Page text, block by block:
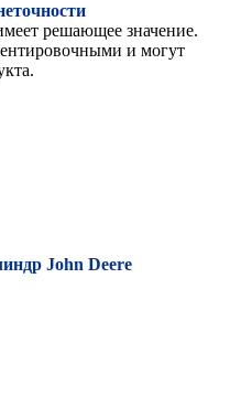
решающее значение.
и могут
John Deere